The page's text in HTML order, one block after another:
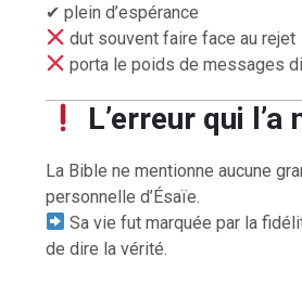
✔ plein d’espérance
dut souvent faire face au rejet
porta le poids de messages
L’erreur qui l’a
La Bible ne mentionne aucune
personnelle d’Ésaïe.
Sa vie fut marquée par la
de dire la vérité.